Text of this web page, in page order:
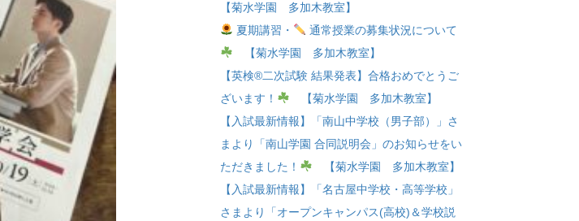
【菊水学園 多加木教室】
夏期講習・
通常授業の募集状況について
【菊水学園 多加木教室】
【英検®二次試験 結果発表】合格おめでとうご
ざいます！
【菊水学園 多加木教室】
【入試最新情報】「南山中学校（男子部）」さ
まより「南山学園 合同説明会」のお知らせをい
ただきました！
【菊水学園 多加木教室】
【入試最新情報】「名古屋中学校・高等学校」
さまより「オープンキャンパス(高校)＆学校説